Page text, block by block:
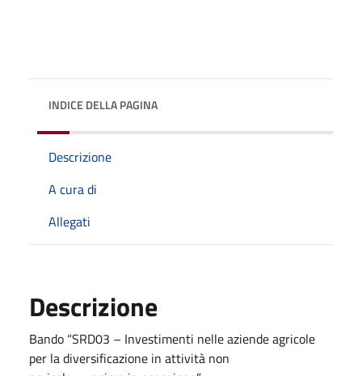
INDICE DELLA PAGINA
Descrizione
A cura di
Allegati
Descrizione
Bando “SRD03 – Investimenti nelle aziende agricole
per la diversificazione in attività non